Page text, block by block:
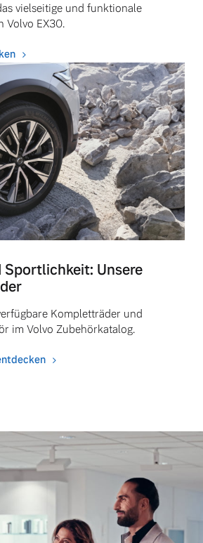
vielseitige und funktionale
Volvo EX30.
Sportlichkeit: Unsere
Kompletträder und
im Volvo Zubehörkatalog.